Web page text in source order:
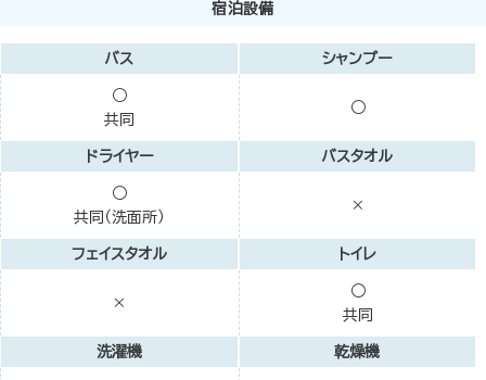
宿泊設備
バス
○
共同
シャンプー
○
ドライヤー
○
共同（洗面所）
バスタオル
×
フェイスタオル
×
トイレ
○
共同
洗濯機 乾燥機